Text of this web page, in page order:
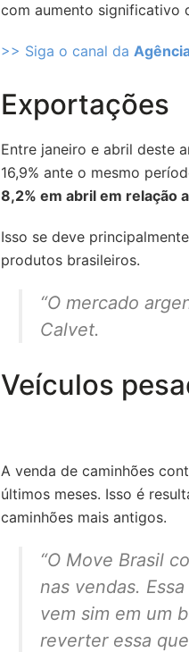
com aumento significativo
>> Siga o canal da
Exportações
Entre janeiro e abril deste
16,9% ante o mesmo
8,2% em abril em relação
Isso se deve
produtos brasileiros.
“O mercado
Calvet.
Veículos
A venda de caminhões
últimos meses. Isso é
caminhões mais antigos.
“O Move Brasil
nas vendas.
vem sim em um
reverter essa